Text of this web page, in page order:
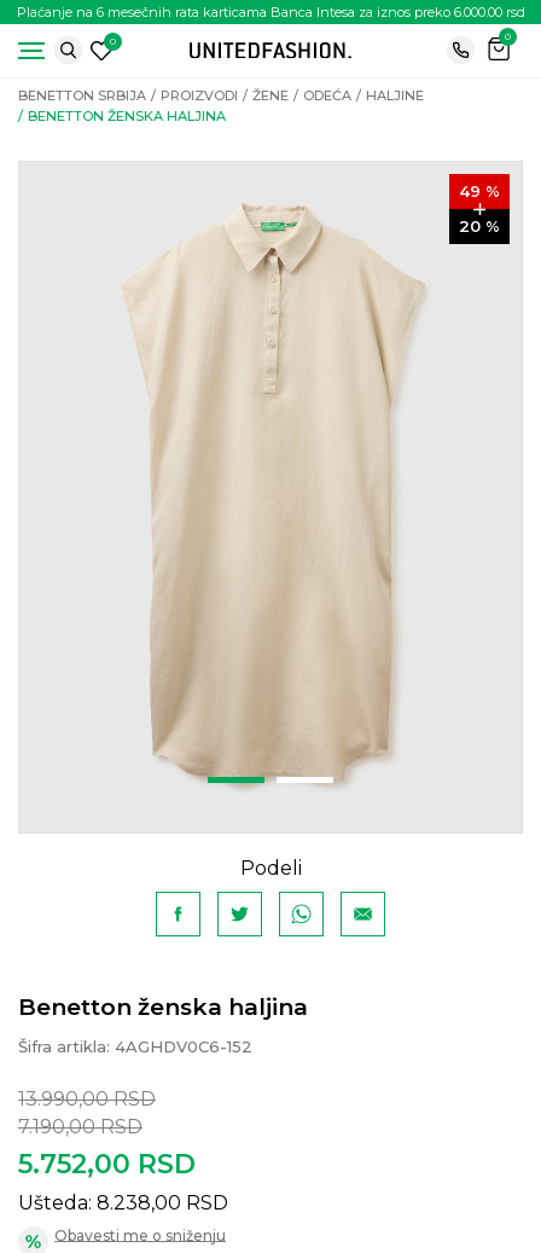
Plaćanje na 6 mesečnih rata karticama Banca Intesa za iznos preko 6.000.00 rsd
0
0
BENETTON SRBIJA PROIZVODI ŽENE ODEĆA
HALJINE
BENETTON ŽENSKA HALJINA
49 %
20 %
Podeli
Benetton ženska haljina
Šifra artikla: 4AGHDV0C6-152
13.990,00 RSD
7.190,00 RSD
5.752,00 RSD
Ušteda: 8.238,00 RSD
Obavesti me o sniženju